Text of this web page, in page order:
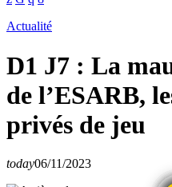
Actualité
D1 J7 : La
de l’ESARB,
privés de jeu
today06/11/2023